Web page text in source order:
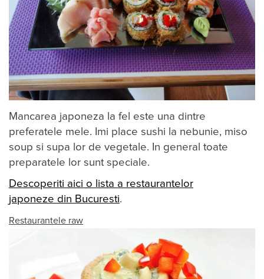
Mancarea japoneza la fel este una dintre
preferatele mele. Imi place sushi la nebunie, miso
soup si supa lor de vegetale. In general toate
preparatele lor sunt speciale.
Descoperiti aici o lista a restaurantelor
japoneze din Bucuresti.
Restaurantele raw